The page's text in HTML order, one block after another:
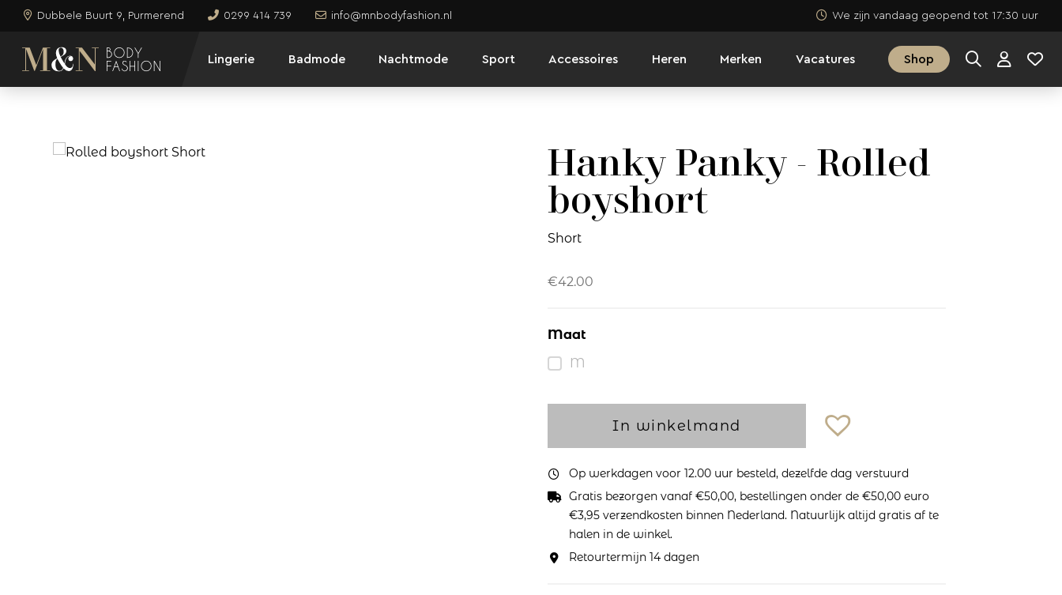
Dubbele Buurt 9, Purmerend 0299 414 739 info@mnbodyfashion.nl We zijn vandaag geopend tot 17:30 uur
Lingerie Badmode Nachtmode Sport Accessoires Heren Merken Vacatures Shop
Hanky Panky - Rolled
boyshort
Short
€42.00
Maat
M
In winkelmand
Op werkdagen voor 12.00 uur besteld, dezelfde dag verstuurd
Gratis bezorgen vanaf €50,00, bestellingen onder de €50,00 euro
€3,95 verzendkosten binnen Nederland. Natuurlijk altijd gratis af te
halen in de winkel.
Retourtermijn 14 dagen